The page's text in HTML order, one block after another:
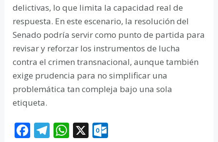
delictivas, lo que limita la capacidad real de
respuesta. En este escenario, la resolución del
Senado podría servir como punto de partida para
revisar y reforzar los instrumentos de lucha
contra el crimen transnacional, aunque también
exige prudencia para no simplificar una
problemática tan compleja bajo una sola
etiqueta.
F T W X